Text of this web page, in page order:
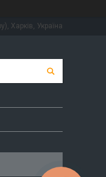
Харків, Україна